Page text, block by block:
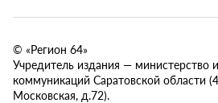
© «Регион 64»
Учредитель издания —
коммуникаций Саратовской области
Московская, д.72).